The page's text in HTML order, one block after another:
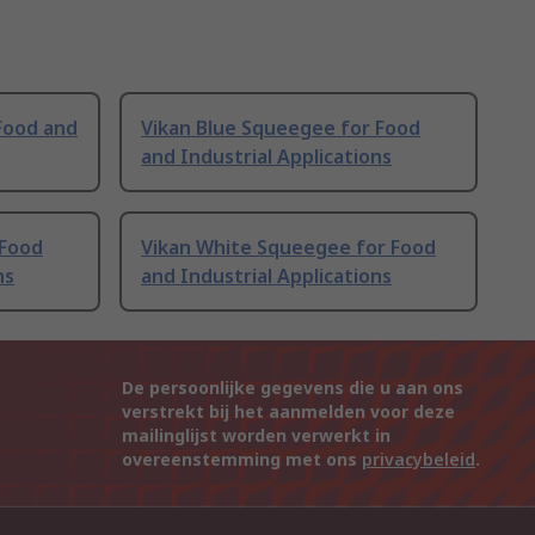
and
Vikan Blue Squeegee for Food
and Industrial Applications
Vikan White Squeegee for Food
and Industrial Applications
De persoonlijke gegevens die u aan ons
verstrekt bij het aanmelden voor deze
mailinglijst worden verwerkt in
overeenstemming met ons privacybeleid.